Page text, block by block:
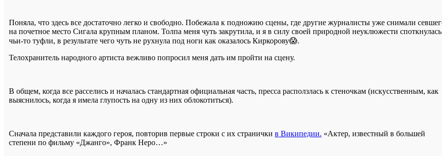
Поняла, что здесь все достаточно легко и свободно. Побежала к подножию сцены, где другие журналисты уже снимали
на почетное место Сигала крупным планом. Толпа меня чуть закрутила, и я в силу своей природной неуклюжести
чьи-то туфли, в результате чего чуть не рухнула под ноги как оказалось Киркорову😱.
Телохранитель народного артиста вежливо попросил меня дать им пройти на сцену.
В общем, когда все расселись и началась стандартная официальная часть, пресса расползлась к стеночкам (искусственным, как
выяснилось, когда я имела глупость на одну из них облокотиться).
Сначала представили каждого героя, повторив первые строки с их странички в Википедии. «Актер, известный в большей
степени по фильму «Джанго», Франк Неро…»